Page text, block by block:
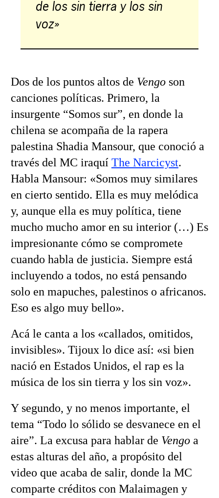
de los sin tierra y los sin
voz»
Dos de los puntos altos de Vengoson
canciones políticas. Primero, la
insurgente “Somos sur”, en donde la
chilena se acompaña de la rapera
palestina Shadia Mansour, que conoció a
través del MC iraquí The Narcicyst.
Habla Mansour: «Somos muy similares
en cierto sentido. Ella es muy melódica
y, aunque ella es muy política, tiene
mucho mucho amor en su interior (…) Es
impresionante cómo se compromete
cuando habla de justicia. Siempre está
incluyendo a todos, no está pensando
solo en mapuches, palestinos o africanos.
Eso es algo muy bello».
Acá le canta a los «callados, omitidos,
invisibles». Tijoux lo dice así: «si bien
nació en Estados Unidos, el rap es la
música de los sin tierra y los sin voz».
Y segundo, y no menos importante, el
tema “Todo lo sólido se desvanece en el
aire”. La excusa para hablar de Vengoa
estas alturas del año, a propósito del
video que acaba de salir, donde la MC
comparte créditos con Malaimagen y